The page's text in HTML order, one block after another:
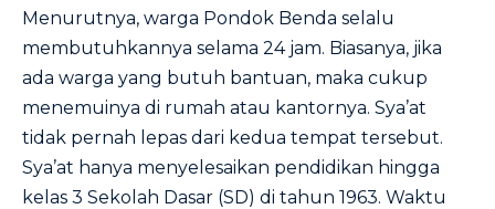
Menurutnya, warga Pondok Benda selalu
membutuhkannya selama 24 jam. Biasanya, jika
ada warga yang butuh bantuan, maka cukup
menemuinya di rumah atau kantornya. Sya’at
tidak pernah lepas dari kedua tempat tersebut.
Sya’at hanya menyelesaikan pendidikan hingga
kelas 3 Sekolah Dasar (SD) di tahun 1963. Waktu